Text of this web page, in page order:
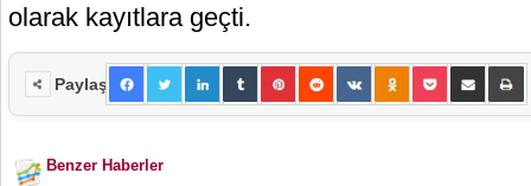
olarak kayıtlara geçti.
Paylaş
Benzer Haberler